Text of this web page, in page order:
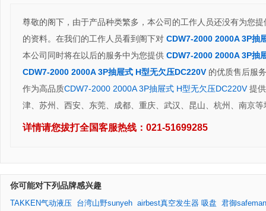
尊敬的阁下，由于产品种类繁多，本公司的工作人员还没有为您
的资料。在我们的工作人员看到阁下对 CDW7-2000 2000A 3P抽
本公司同时将在以后的服务中为您提供 CDW7-2000 2000A 3P抽
CDW7-2000 2000A 3P抽屉式 H型无欠压DC220V 的优质售后服
作为高品质CDW7-2000 2000A 3P抽屉式 H型无欠压DC220V提供
津、苏州、西安、东莞、成都、重庆、武汉、昆山、杭州、南京
详情请您拔打全国客服热线： 021-51699285
你可能对下列品牌感兴趣
TAKKEN气动液压 台湾山野sunyeh airbest真空发生器 吸盘 君御safeman